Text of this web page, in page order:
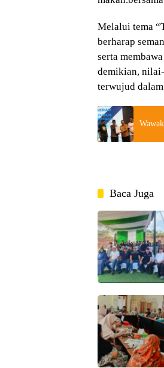
Melalui tema
berharap
serta
demikian,
terwujud
Baca Juga